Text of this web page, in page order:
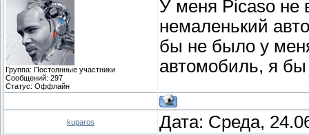
Группа: Постоянные участники
Сообщений: 297
Статус: Оффлайн
У меня Picaso не
немаленький
бы не было у
автомобиль, я
kuparos Дата: Среда,